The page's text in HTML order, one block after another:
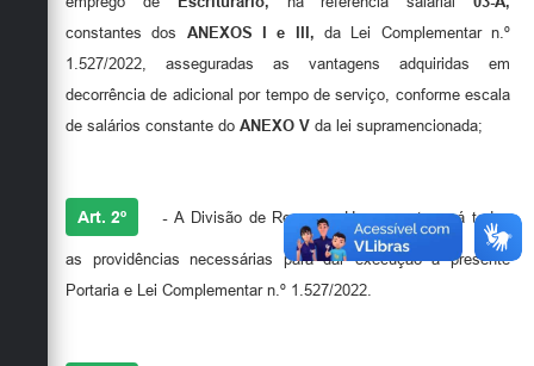
constantes dos ANEXOS I e III,da Lei Complementar n.º
1.527/2022, asseguradas as vantagens adquiridas em
decorrência de adicional por tempo de serviço, conforme escala
de salários constante do ANEXO V da lei supramencionada;
Art. 2º - A Divisão de Recursos Humanos tomará todas
as providências necessárias para dar execução à presente
Portaria e Lei Complementar n.º 1.527/2022.